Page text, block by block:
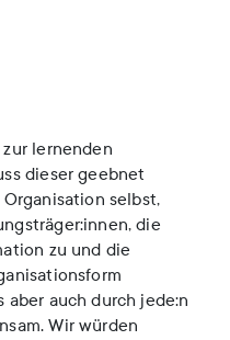
lernenden
dieser geebnet
selbst,
die
zu und die
auch durch jede:n
Wir würden